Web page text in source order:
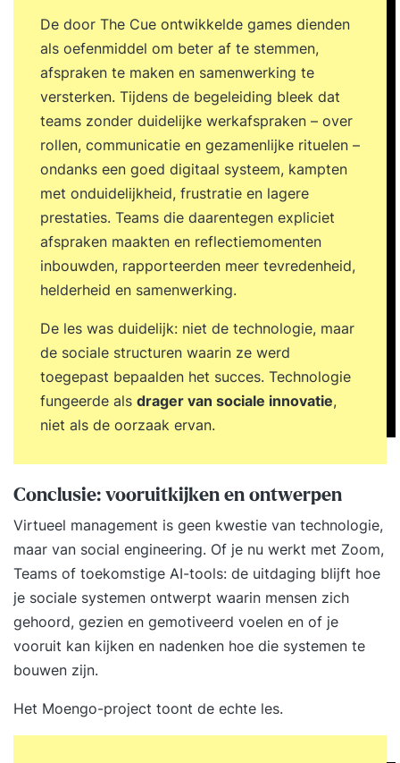
De door The Cue ontwikkelde games dienden
als oefenmiddel om beter af te stemmen,
afspraken te maken en samenwerking te
versterken. Tijdens de begeleiding bleek dat
teams zonder duidelijke werkafspraken – over
rollen, communicatie en gezamenlijke rituelen –
ondanks een goed digitaal systeem, kampten
met onduidelijkheid, frustratie en lagere
prestaties. Teams die daarentegen expliciet
afspraken maakten en reflectiemomenten
inbouwden, rapporteerden meer tevredenheid,
helderheid en samenwerking.
De les was duidelijk: niet de technologie, maar
de sociale structuren waarin ze werd
toegepast bepaalden het succes. Technologie
fungeerde als drager van sociale innovatie,
niet als de oorzaak ervan.
Conclusie: vooruitkijken en ontwerpen
Virtueel management is geen kwestie van technologie,
maar van social engineering. Of je nu werkt met Zoom,
Teams of toekomstige AI-tools: de uitdaging blijft hoe
je sociale systemen ontwerpt waarin mensen zich
gehoord, gezien en gemotiveerd voelen en of je
vooruit kan kijken en nadenken hoe die systemen te
bouwen zijn.
Het Moengo-project toont de echte les.